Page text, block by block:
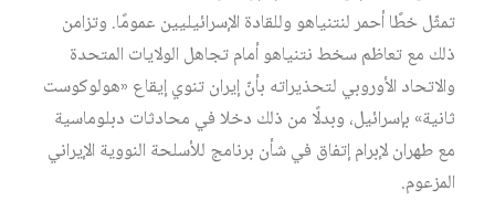
تمثّل خطًا أحمر لنتنياهو وللقادة الإسرائيليين عمومًا. وتزامن
ذلك مع تعاظم سخط نتنياهو أمام تجاهل الولايات المتحدة
والاتحاد الأوروبي لتحذيراته بأنّ إيران تنوي إيقاع «هولوكوست
ثانية» بإسرائيل، وبدلًا من ذلك دخلا في محادثات دبلوماسية
مع طهران لإبرام إتفاق في شأن برنامج للأسلحة النووية الإيراني
المزعوم.